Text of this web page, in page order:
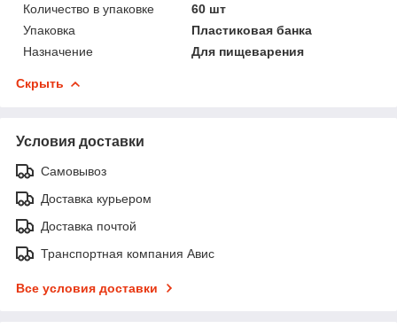
Количество в упаковке
60 шт
Упаковка
Пластиковая банка
Назначение
Для пищеварения
Скрыть
Условия доставки
Самовывоз
Доставка курьером
Доставка почтой
Транспортная компания Авис
Все условия доставки